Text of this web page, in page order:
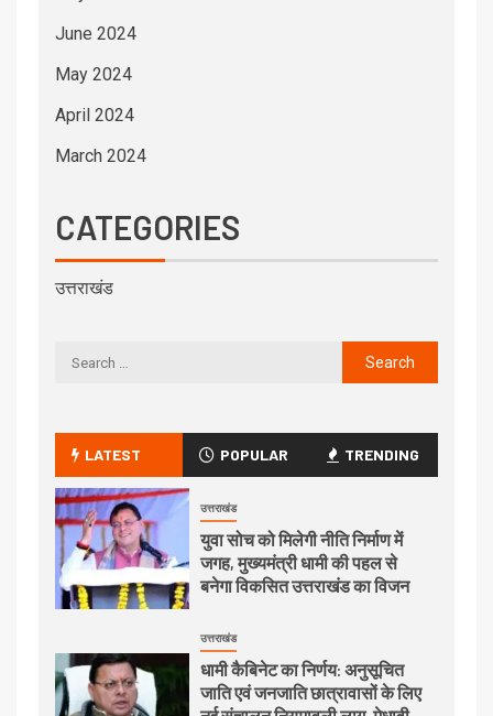
June 2024
May 2024
April 2024
March 2024
CATEGORIES
उत्तराखंड
LATEST POPULAR TRENDING
उत्तराखंड
युवा सोच को मिलेगी नीति निर्माण में
जगह, मुख्यमंत्री धामी की पहल से
बनेगा विकसित उत्तराखंड का विजन
उत्तराखंड
धामी कैबिनेट का निर्णय: अनुसूचित
जाति एवं जनजाति छात्रावासों के लिए